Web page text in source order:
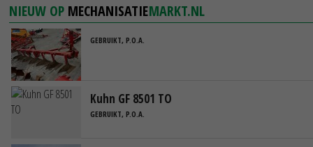
NIEUW OP MECHANISATIEMARKT.NL
GEBRUIKT, P.O.A.
Kuhn GF 8501 TO
GEBRUIKT, P.O.A.